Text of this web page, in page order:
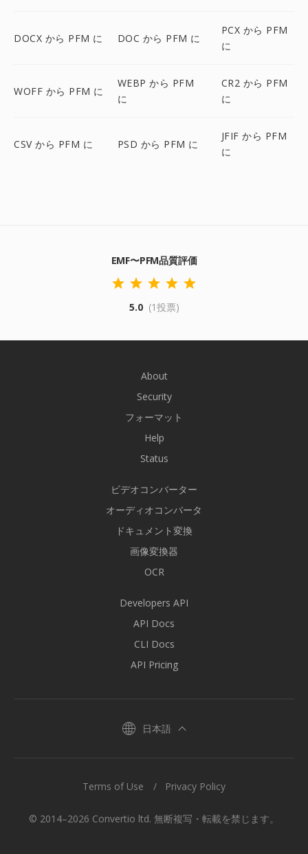
DOCX から PFM に DOC から PFM に
PCX から PFM
に
WOFF から PFM に
WEBP から PFM
に
CR2 から PFM
に
CSV から PFM に PSD から PFM に
JFIF から PFM
に
EMF〜PFM品質評価
5.0 (1投票)
About
Security
フォーマット
Help
Status
ビデオコンバーター
オーディオコンバータ
ドキュメント変換
画像変換器
OCR
Developers API
API Docs
CLI Docs
API Pricing
日本語
© 2014–2026 Convertio ltd. 無断複写・転載を禁じます。
Terms of Use Privacy Policy